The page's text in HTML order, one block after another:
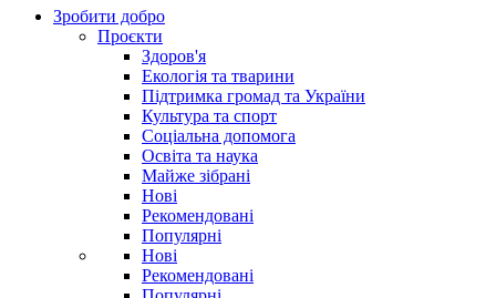
Зробити добро
Проєкти
Здоров'я
Екологія та тварини
Підтримка громад та України
Культура та спорт
Соціальна допомога
Освіта та наука
Майже зібрані
Нові
Рекомендовані
Популярні
Нові
Рекомендовані